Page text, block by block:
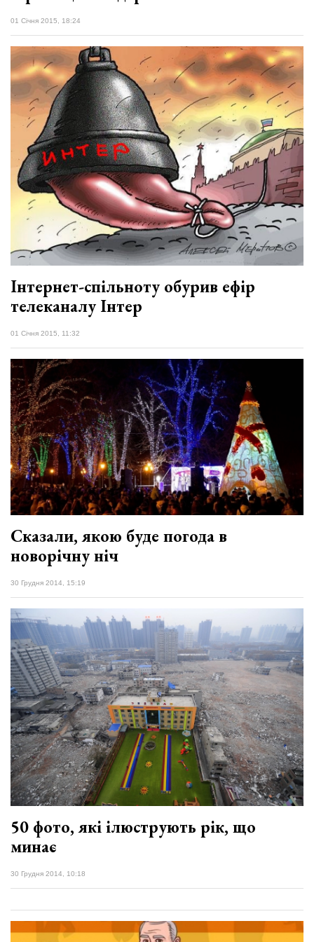
01 Січня 2015, 18:24
Інтернет-спільноту обурив ефір
телеканалу Інтер
01 Січня 2015, 11:32
Сказали, якою буде погода в
новорічну ніч
30 Грудня 2014, 15:19
50 фото, які ілюструють рік, що
минає
30 Грудня 2014, 10:18